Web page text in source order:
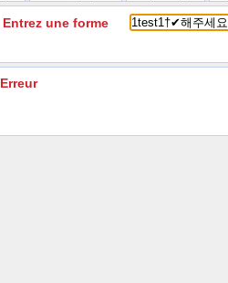
Entrez une forme
Erreur